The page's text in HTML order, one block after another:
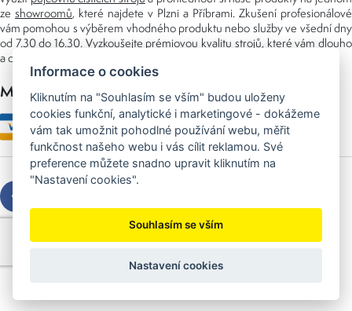
ze showroomů, které najdete v Plzni a Příbrami. Zkušení profesionálové
vám pomohou s výběrem vhodného produktu nebo služby ve všední dny
od 7.30 do 16.30. Vyzkoušejte prémiovou kvalitu strojů, které vám dlouho
a dobře poslouží nejen doma, ale i v zaměstnání.
Možnosti platby
Copyright © 2026 Sedláček s.r.o.
Created byOLC Webdesign
Informace o cookies
Kliknutím na "Souhlasím se vším" budou uloženy
cookies funkční, analytické i marketingové - dokážeme
vám tak umožnit pohodlné používání webu, měřit
funkčnost našeho webu i vás cílit reklamou. Své
preference můžete snadno upravit kliknutím na
"Nastavení cookies".
Souhlasím se vším
Nastavení cookies